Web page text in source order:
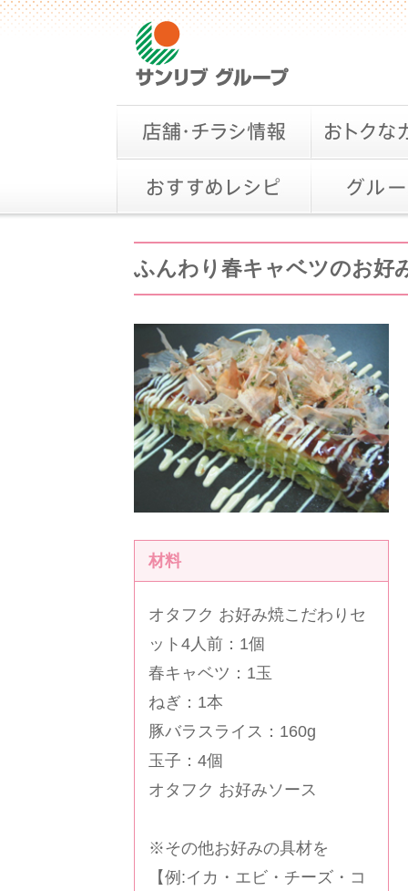
ふんわり春キャベツのお好
材料
オタフク お好み焼こだわりセ
ット4人前 ：1個
春キャベツ：1玉
ねぎ：1本
豚バラスライス：160g
玉子：4個
オタフク お好みソース
※その他お好みの具材を
【例:イカ・エビ・チーズ・コ